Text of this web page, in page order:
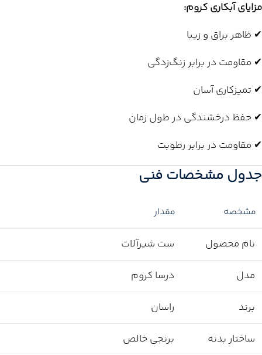
مزایای آبکاری کروم:
✔ ظاهر براق و زیبا
✔ مقاومت در برابر زنگ‌زدگی
✔ تمیزکاری آسان
✔ حفظ درخشندگی در طول زمان
✔ مقاومت در برابر رطوبت
جدول مشخصات فنی
مشخصه مقدار
نام محصول ست شیرآلات
مدل درسا کروم
برند راسان
ساختار بدنه برنجی خالص